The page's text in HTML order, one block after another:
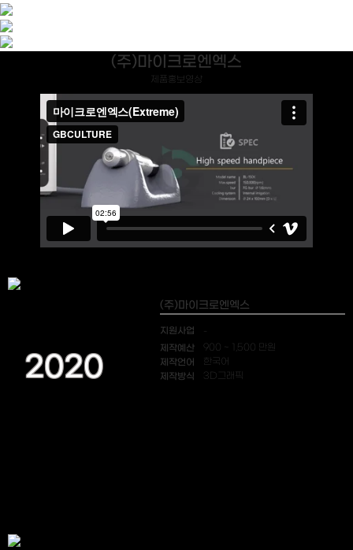
(주)마이크로엔엑스
제품홍보영상
2020
(주)마이크로엔엑스
지원사업
제작예산 900 ~ 1,500 만원
제작언어 한국어
제작방식 3D그래픽